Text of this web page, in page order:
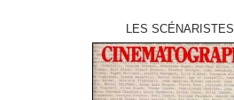
LES SCÉNARISTES